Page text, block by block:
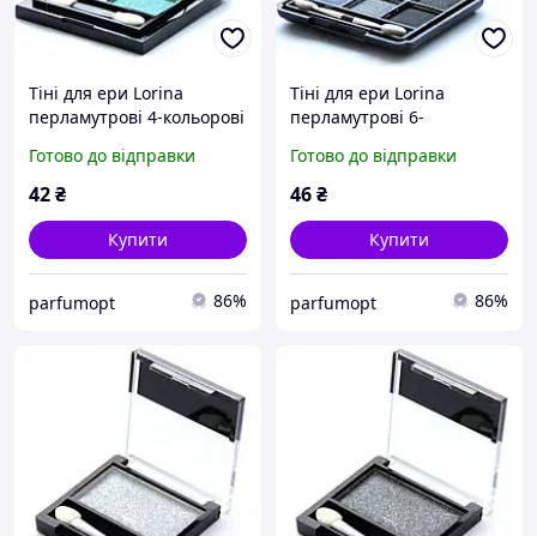
Тіні для ери Lorina
перламутрові 4-кольорові
Готово до відправки
42₴
Купити
parfumopt 86%
Тіні для ери Lorina
перламутрові 6-
Готово до відправки
46₴
Купити
parfumopt 86%